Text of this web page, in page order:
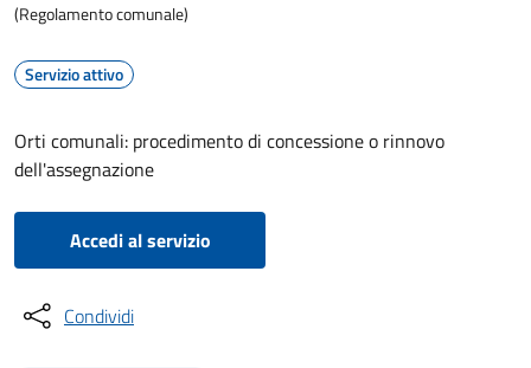
(Regolamento comunale)
Servizio attivo
Orti comunali: procedimento di concessione o rinnovo
dell'assegnazione
Accedi al servizio
Condividi